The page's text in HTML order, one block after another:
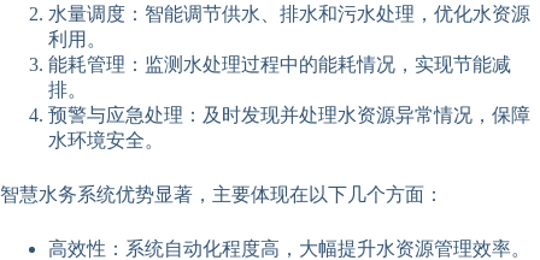
水量调度：智能调节供水、排水和污水处理，优化水资源
利用。
能耗管理：监测水处理过程中的能耗情况，实现节能减
排。
预警与应急处理：及时发现并处理水资源异常情况，保障
水环境安全。
智慧水务系统优势显著，主要体现在以下几个方面：
高效性：系统自动化程度高，大幅提升水资源管理效率。